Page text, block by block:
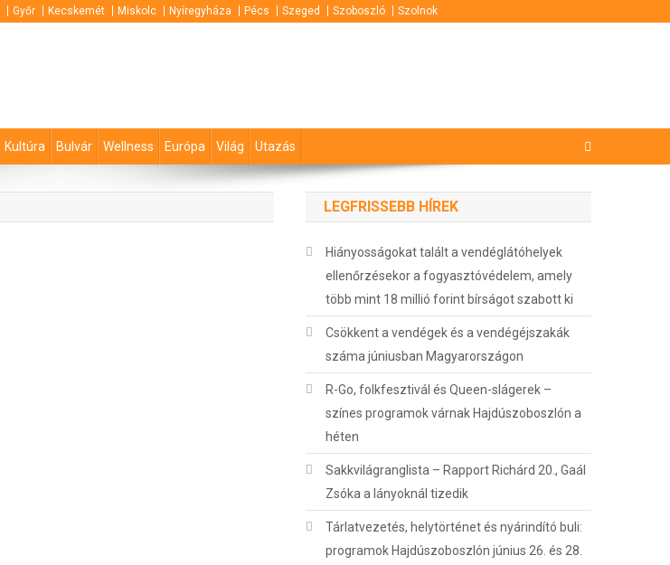
Győr Kecskemét Miskolc Nyíregyháza Pécs Szeged Szoboszló Szolnok
Kultúra Bulvár Wellness Európa Világ Utazás
LEGFRISSEBB HÍREK
Hiányosságokat talált a vendéglátóhelyek
ellenőrzésekor a fogyasztóvédelem, amely
több mint 18 millió forint bírságot szabott ki
Csökkent a vendégek és a vendégéjszakák
száma júniusban Magyarországon
R-Go, folkfesztivál és Queen-slágerek –
színes programok várnak Hajdúszoboszlón a
héten
Sakkvilágranglista – Rapport Richárd 20., Gaál
Zsóka a lányoknál tizedik
Tárlatvezetés, helytörténet és nyárindító buli:
programok Hajdúszoboszlón június 26. és 28.